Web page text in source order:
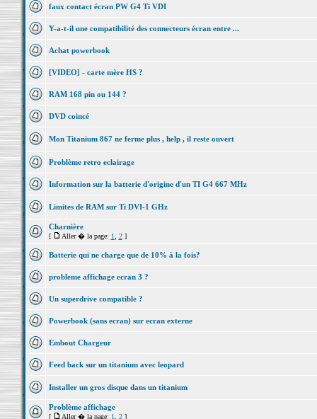
faux contact écran PW G4 Ti VDI
Y-a-t-il une compatibilité des connecteurs écran entre ...
Achat powerbook
[VIDEO] - carte mère HS ?
RAM 168 pin ou 144 ?
DVD coincé
Mon Titanium 867 ne ferme plus , help , il reste ouvert
Problème retro eclairage
Information sur la batterie d'origine d'un TI G4 667 MHz
Limites de RAM sur Ti DVI-1 GHz
Charnière
[ Aller � la page: 1 2]
Batterie qui ne charge que de 10% à la fois?
probleme affichage ecran 3 ?
Un superdrive compatible ?
Powerbook (sans ecran) sur ecran externe
Embout Chargeur
Feed back sur un titanium avec leopard
Installer un gros disque dans un titanium
Problème affichage
[ Aller � la page: 1 2]